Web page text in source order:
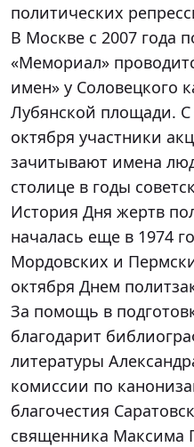
политических
В Москве с 2007 года
«Мемориал»
имен» у Соловецкого
Лубянской площади. С
октября участники
зачитывают имена
столице в годы
История Дня жертв
началась еще в 1974
Мордовских и
октября Днем
За помощь в
благодарит
литературы
комиссии по
благочестия
священника Максима